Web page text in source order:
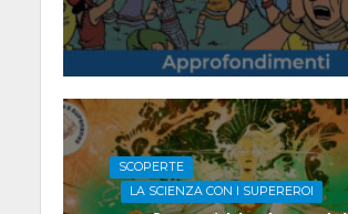
SCOPERTE
LA SCIENZA CON I SUPEREROI